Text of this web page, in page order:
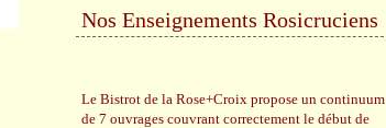
Nos Enseignements Rosicruciens
Le Bistrot de la Rose+Croix propose un continuum
de 7 ouvrages couvrant correctement le début de